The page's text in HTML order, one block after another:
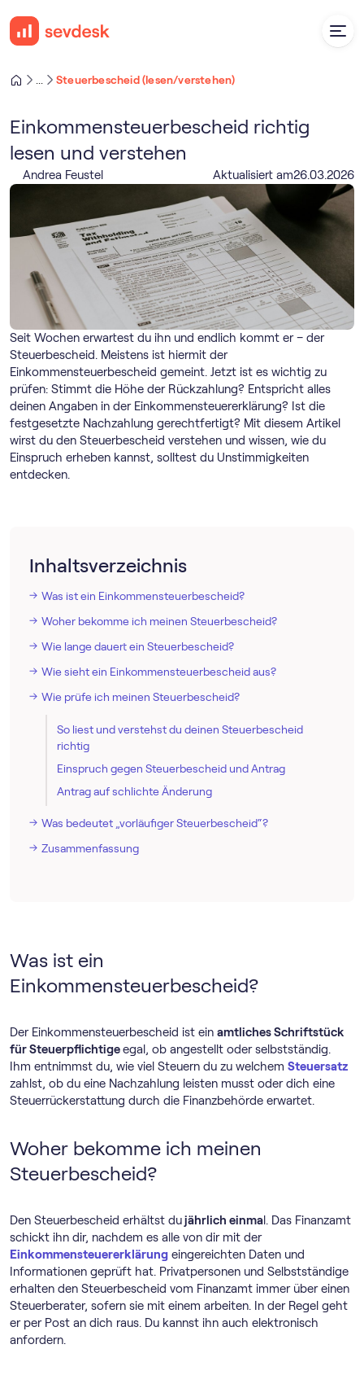
Steuerbescheid (lesen/verstehen)
Einkommensteuerbescheid richtig
lesen und verstehen
Andrea Feustel Aktualisiert am26.03.2026
Seit Wochen erwartest du ihn und endlich kommt er – der
Steuerbescheid. Meistens ist hiermit der
Einkommensteuerbescheid gemeint. Jetzt ist es wichtig zu
prüfen: Stimmt die Höhe der Rückzahlung? Entspricht alles
deinen Angaben in der Einkommensteuererklärung? Ist die
festgesetzte Nachzahlung gerechtfertigt? Mit diesem Artikel
wirst du den Steuerbescheid verstehen und wissen, wie du
Einspruch erheben kannst, solltest du Unstimmigkeiten
entdecken.
Inhaltsverzeichnis
Was ist ein Einkommensteuerbescheid?
Woher bekomme ich meinen Steuerbescheid?
Wie lange dauert ein Steuerbescheid?
Wie sieht ein Einkommensteuerbescheid aus?
Wie prüfe ich meinen Steuerbescheid?
So liest und verstehst du deinen Steuerbescheid
richtig
Einspruch gegen Steuerbescheid und Antrag
Antrag auf schlichte Änderung
Was bedeutet „vorläufiger Steuerbescheid“?
Zusammenfassung
Was ist ein
Einkommensteuerbescheid?
Der Einkommensteuerbescheid ist ein amtliches Schriftstück
für Steuerpflichtigeegal, ob angestellt oder selbstständig.
Ihm entnimmst du, wie viel Steuern du zu welchem Steuersatz
zahlst, ob du eine Nachzahlung leisten musst oder dich eine
Steuerrückerstattung durch die Finanzbehörde erwartet.
Woher bekomme ich meinen
Steuerbescheid?
Den Steuerbescheid erhältst dujährlich einma l. Das Finanzamt
schickt ihn dir, nachdem es alle von dir mit der
Einkommensteuererklärung eingereichten Daten und
Informationen geprüft hat. Privatpersonen und Selbstständige
erhalten den Steuerbescheid vom Finanzamt immer über einen
Steuerberater, sofern sie mit einem arbeiten. In der Regel geht
er per Post an dich raus. Du kannst ihn auch elektronisch
anfordern.